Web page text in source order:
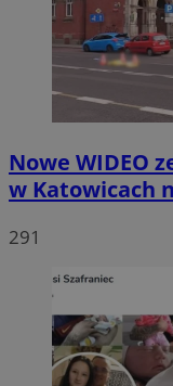
Nowe WIDEO
w Katowicach
291